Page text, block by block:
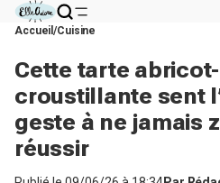
Accueil Cuisine
Cette tarte
croustillante sent
geste à ne jamais
réussir